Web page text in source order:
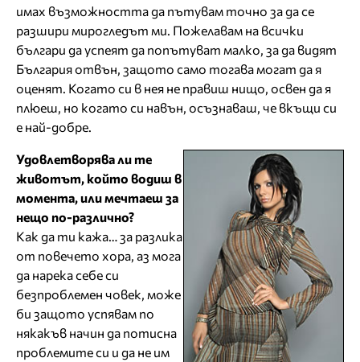
имах възможността да пътувам точно за да се
разшири мирогледът ми. Пожелавам на всички
българи да успеят да попътуват малко, за да видят
България отвън, защото само тогава могат да я
оценят. Когато си в нея не правиш нищо, освен да я
плюеш, но когато си навън, осъзнаваш, че вкъщи си
е най-добре.
Удовлетворява ли те
животът, който водиш в
момента, или мечтаеш за
нещо по-различно?
Как да ти кажа… за разлика
от повечето хора, аз мога
да нарека себе си
безпроблемен човек, може
би защото успявам по
някакъв начин да потисна
проблемите си и да не им